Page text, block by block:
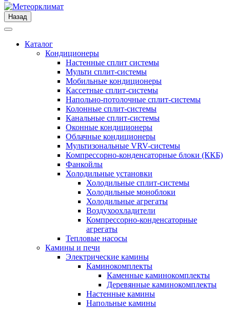
Назад
Каталог
Кондиционеры
Настенные сплит системы
Мульти сплит-системы
Мобильные кондиционеры
Кассетные сплит-системы
Напольно-потолочные сплит-системы
Колонные сплит-системы
Канальные сплит-системы
Оконные кондиционеры
Облачные кондиционеры
Мультизональные VRV-системы
Компрессорно-конденсаторные блоки (ККБ)
Фанкойлы
Холодильные установки
Холодильные сплит-системы
Холодильные моноблоки
Холодильные агрегаты
Воздухоохладители
Компрессорно-конденсаторные
агрегаты
Тепловые насосы
Камины и печи
Электрические камины
Каминокомплекты
Каменные каминокомплекты
Деревянные каминокомплекты
Настенные камины
Напольные камины